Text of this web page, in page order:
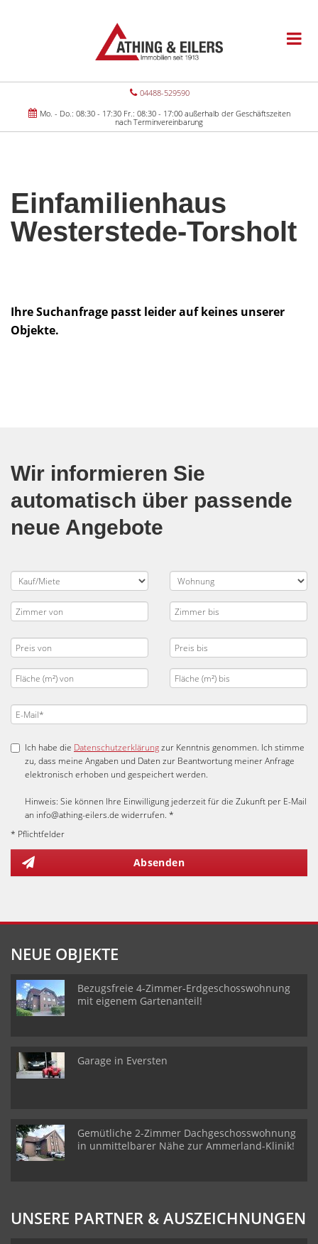
04488-529590
Mo. - Do.: 08:30 - 17:30 Fr.: 08:30 - 17:00 außerhalb der Geschäftszeiten
nach Terminvereinbarung
Einfamilienhaus
Westerstede-Torsholt
Ihre Suchanfrage passt leider auf keines unserer
Objekte.
Wir informieren Sie
automatisch über passende
neue Angebote
Ich habe die Datenschutzerklärungzur Kenntnis genommen. Ich stimme
zu, dass meine Angaben und Daten zur Beantwortung meiner Anfrage
elektronisch erhoben und gespeichert werden.
Hinweis: Sie können Ihre Einwilligung jederzeit für die Zukunft per E-Mail
an info@athing-eilers.de widerrufen. *
* Pflichtfelder
Absenden
NEUE OBJEKTE
Bezugsfreie 4-Zimmer-Erdgeschosswohnung
mit eigenem Gartenanteil!
Garage in Eversten
Gemütliche 2-Zimmer Dachgeschosswohnung
in unmittelbarer Nähe zur Ammerland-Klinik!
UNSERE PARTNER & AUSZEICHNUNGEN